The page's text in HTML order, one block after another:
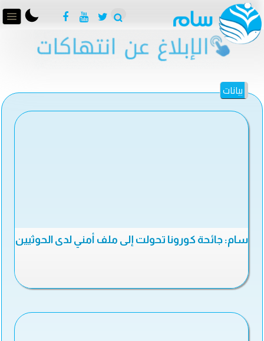
بيانات
سام: جائحة كورونا تحولت إلى ملف أمني لدى الحوثيين